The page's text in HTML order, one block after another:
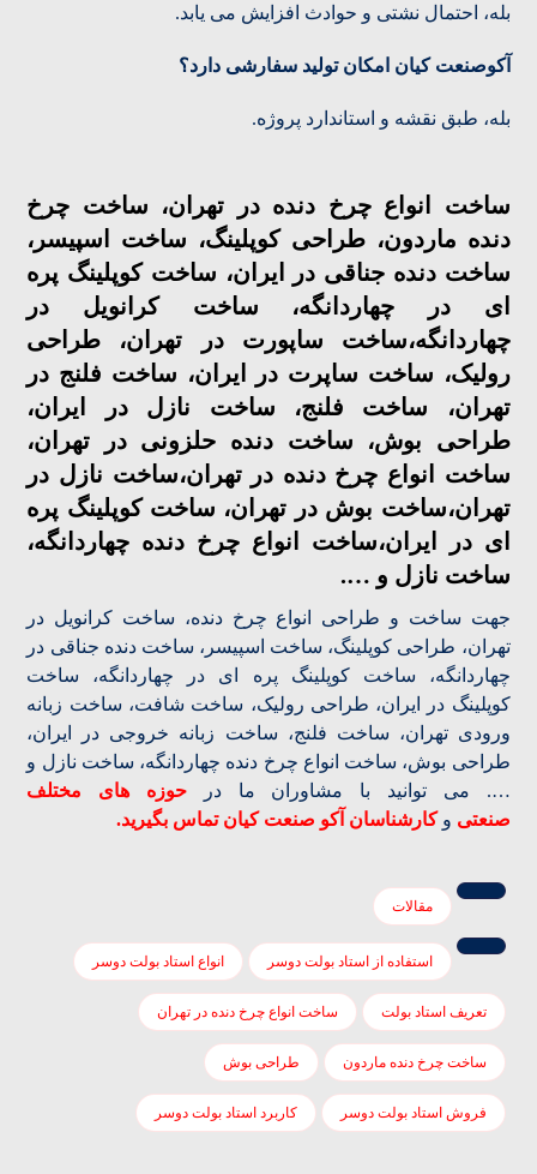
بله، احتمال نشتی و حوادث افزایش می یابد.
آکوصنعت کیان امکان تولید سفارشی دارد؟
بله، طبق نقشه و استاندارد پروژه.
ساخت انواع چرخ دنده در تهران، ساخت چرخ
دنده ماردون، طراحی کوپلینگ، ساخت اسپیسر،
ساخت دنده جناقی در ایران، ساخت کوپلینگ پره
ای در چهاردانگه، ساخت کرانویل در
چهاردانگه،ساخت ساپورت در تهران، طراحی
رولیک، ساخت ساپرت در ایران، ساخت فلنج در
تهران، ساخت فلنج، ساخت نازل در ایران،
طراحی بوش، ساخت دنده حلزونی در تهران،
ساخت انواع چرخ دنده در تهران،ساخت نازل در
تهران،ساخت بوش در تهران، ساخت کوپلینگ پره
ای در ایران،ساخت انواع چرخ دنده چهاردانگه،
ساخت نازل و ….
جهت ساخت و طراحی انواع چرخ دنده، ساخت کرانویل در
تهران، طراحی کوپلینگ، ساخت اسپیسر، ساخت دنده جناقی در
چهاردانگه، ساخت کوپلینگ پره ای در چهاردانگه، ساخت
کوپلینگ در ایران، طراحی رولیک، ساخت شافت، ساخت زبانه
ورودی تهران، ساخت فلنج، ساخت زبانه خروجی در ایران،
طراحی بوش، ساخت انواع چرخ دنده چهاردانگه، ساخت نازل و
…. می توانید با مشاوران ما در حوزه های مختلف
صنعتی وکارشناسان آکو صنعت کیان تماس بگیرید.
مقالات
استفاده از استاد بولت دوسر انواع استاد بولت دوسر
تعریف استاد بولت ساخت انواع چرخ دنده در تهران
ساخت چرخ دنده ماردون طراحی بوش
فروش استاد بولت دوسر کاربرد استاد بولت دوسر